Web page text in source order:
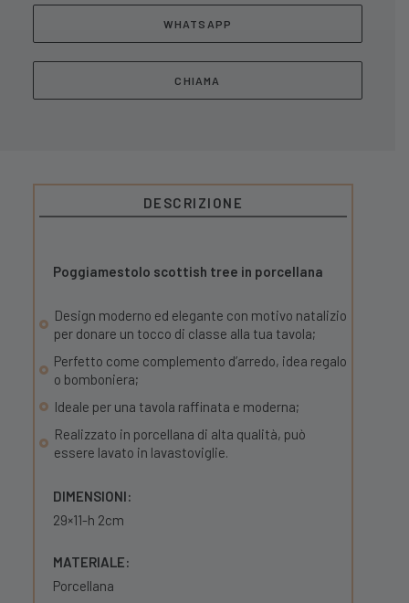
WHATSAPP
CHIAMA
DESCRIZIONE
Poggiamestolo scottish tree in porcellana
Design moderno ed elegante con motivo natalizio
per donare un tocco di classe alla tua tavola;
Perfetto come complemento d’arredo, idea regalo
o bomboniera;
Ideale per una tavola raffinata e moderna;
Realizzato in porcellana di alta qualità, può
essere lavato in lavastoviglie.
DIMENSIONI:
29×11-h 2cm
MATERIALE:
Porcellana